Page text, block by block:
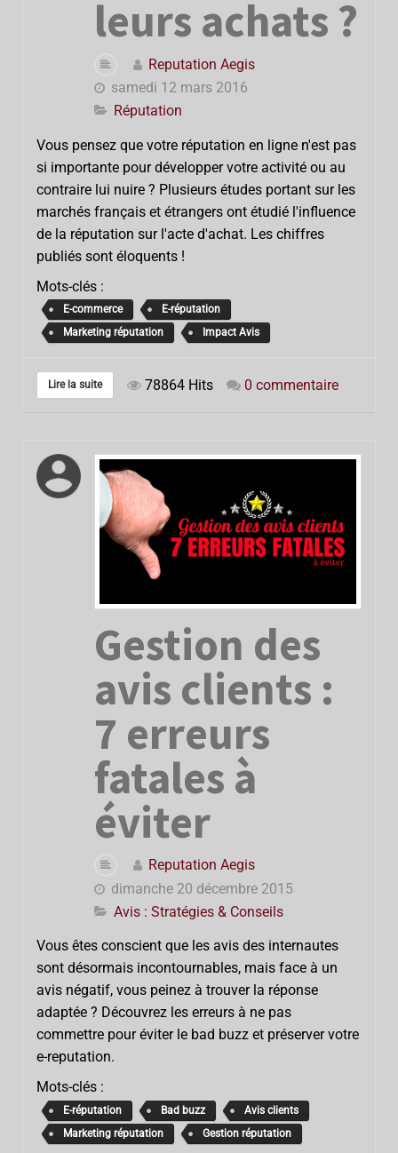
leurs achats ?
Reputation Aegis
samedi 12 mars 2016
Réputation
Vous pensez que votre réputation en ligne n'est pas
si importante pour développer votre activité ou au
contraire lui nuire ? Plusieurs études portant sur les
marchés français et étrangers ont étudié l'influence
de la réputation sur l'acte d'achat. Les chiffres
publiés sont éloquents !
Mots-clés :
E-commerce
E-réputation
Marketing réputation
Impact Avis
Lire la suite 78864 Hits 0 commentaire
Gestion des
avis clients :
7 erreurs
fatales à
éviter
Reputation Aegis
dimanche 20 décembre 2015
Avis : Stratégies & Conseils
Vous êtes conscient que les avis des internautes
sont désormais incontournables, mais face à un
avis négatif, vous peinez à trouver la réponse
adaptée ? Découvrez les erreurs à ne pas
commettre pour éviter le bad buzz et préserver votre
e-reputation.
Mots-clés :
E-réputation Bad buzz
Avis clients
Marketing réputation
Gestion réputation